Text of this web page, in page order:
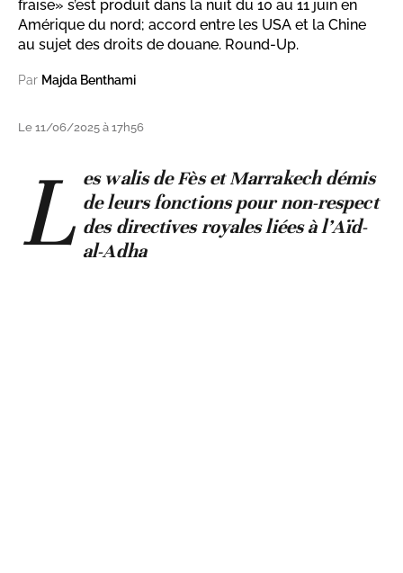
fraise» s’est produit dans la nuit du 10 au 11 juin en
Amérique du nord; accord entre les USA et la Chine
au sujet des droits de douane. Round-Up.
Par Majda Benthami
Le 11/06/2025 à 17h56
L es walis de Fès et Marrakech démis
de leurs fonctions pour non-respect
des directives royales liées à l’Aïd-
al-Adha